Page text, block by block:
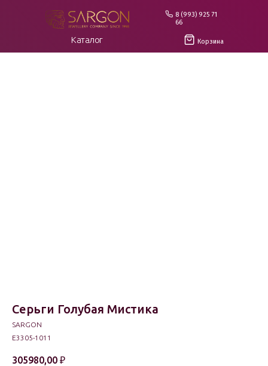
8 (993) 925 71
66
Корзина
Каталог
Серьги Голубая Мистика
SARGON
E3305-1011
305980,00 ₽